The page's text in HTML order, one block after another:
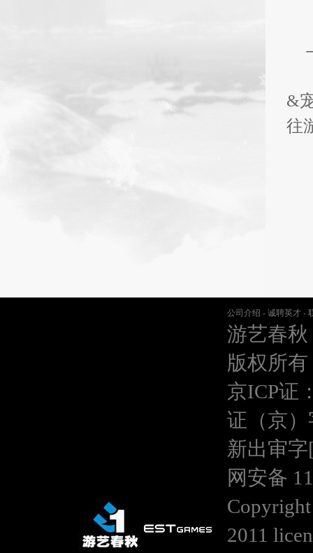
&
往
公司介绍 - 诚聘英才 -
游艺春
版权所有
京ICP证
证（京）
新出审
网安备
2011